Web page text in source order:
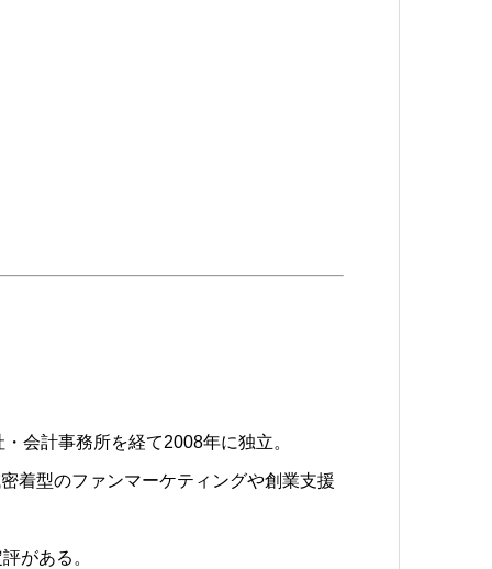
会計事務所を経て2008年に独立。
着型のファンマーケティングや創業支援
がある。